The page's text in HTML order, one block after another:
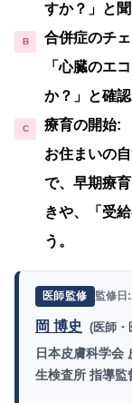
すか？」と
合併症のチ
「心臓のエ
か？」と確認
療育の開始:
お住まいの
で、早期療
きや、「受
う。
医師監修 監修日
岡 博史 (医師・
日本皮膚科学会
生検査所 指導監